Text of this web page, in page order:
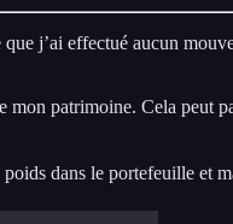
j’ai effectué aucun
patrimoine. Cela
poids dans le portefeuille et